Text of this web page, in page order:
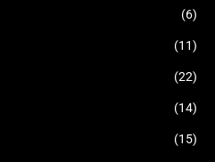
(6)
(11)
(22)
(14)
(15)